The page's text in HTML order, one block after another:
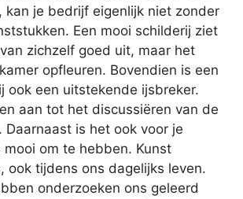
kan je bedrijf eigenlijk niet zonder
Een mooi schilderij ziet
zichzelf goed uit, maar het
opfleuren. Bovendien is een
ook een uitstekende ijsbreker.
aan tot het discussiëren van de
Daarnaast is het ook voor je
mooi om te hebben. Kunst
ook tijdens ons dagelijks leven.
onderzoeken ons geleerd